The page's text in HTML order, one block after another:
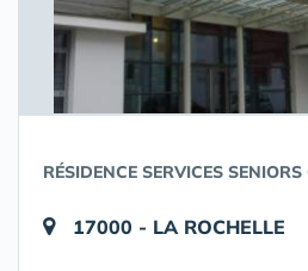
RÉSIDENCE SERVICES
17000 - LA ROCHELLE